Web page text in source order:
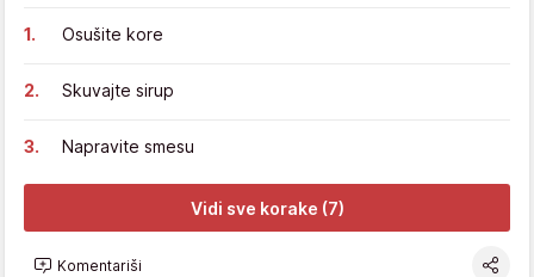
Osušite kore
Skuvajte sirup
Napravite smesu
Vidi sve korake (7)
Komentariši